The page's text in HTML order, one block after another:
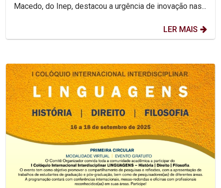
Macedo, do Inep, destacou a urgência de inovação nas...
LER MAIS